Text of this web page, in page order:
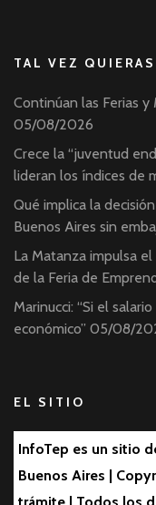
TAL VEZ
Continúan las Ferias
05/08/2026
Crece la “juventud
lideran los índices de
Qué implica la
Buenos Aires sin
La Matanza impulsa
de la Feria de
Marinucci: “Si el
económico” 05/08/
EL SITIO
InfoTep es un sitio
Buenos Aires |